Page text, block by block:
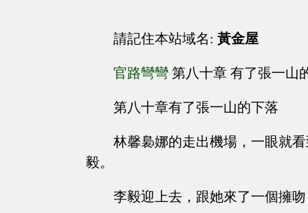
請記住本站域名: 黃金屋
官路彎彎 第八十章 有了張一山
第八十章有了張一山的下落
林馨裊娜的走出機場，一眼就
毅。
李毅迎上去，跟她來了一個擁